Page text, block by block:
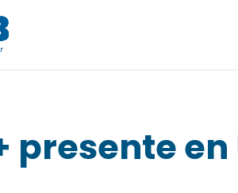
presente